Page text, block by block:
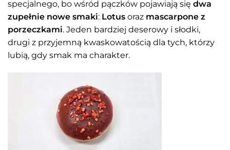
specjalnego, bo wśród pączków pojawiają się dwa
zupełnie nowe smaki: Lotus oraz mascarpone z
porzeczkami. Jeden bardziej deserowy i słodki,
drugi z przyjemną kwaskowatością dla tych, którzy
lubią, gdy smak ma charakter.